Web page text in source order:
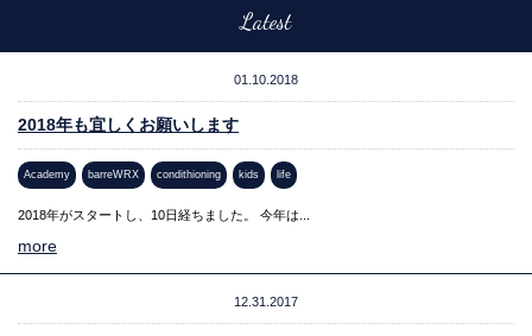
Latest
01.10.2018
2018年も宜しくお願いします
Academy barreWRX condithioning kids life
2018年がスタートし、10日経ちました。 今年は...
more
12.31.2017